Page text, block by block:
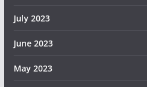
July 2023
June 2023
May 2023